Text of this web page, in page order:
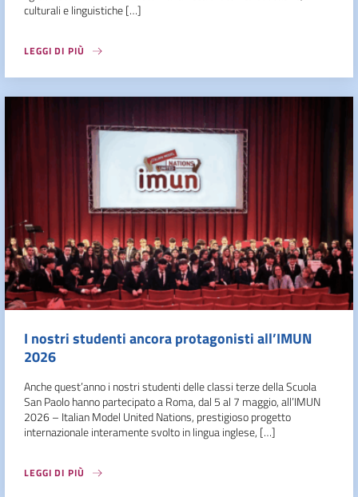
culturali e linguistiche […]
LEGGI DI PIÙ
I nostri studenti ancora protagonisti all’IMUN
2026
Anche quest’anno i nostri studenti delle classi terze della Scuola
San Paolo hanno partecipato a Roma, dal 5 al 7 maggio, all’IMUN
2026 – Italian Model United Nations, prestigioso progetto
internazionale interamente svolto in lingua inglese, […]
LEGGI DI PIÙ